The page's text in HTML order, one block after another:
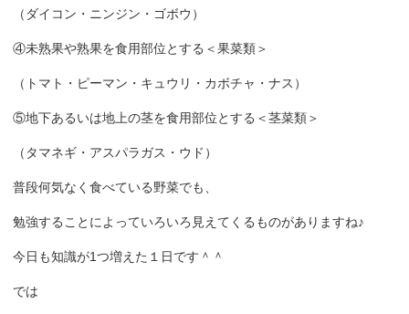
（ダイコン・ニンジン・ゴボウ）
④未熟果や熟果を食用部位とする＜果菜類＞
（トマト・ピーマン・キュウリ・カボチャ・ナス）
⑤地下あるいは地上の茎を食用部位とする＜茎菜類＞
（タマネギ・アスパラガス・ウド）
普段何気なく食べている野菜でも、
勉強することによっていろいろ見えてくるものがありますね♪
今日も知識が1つ増えた１日です＾＾
では